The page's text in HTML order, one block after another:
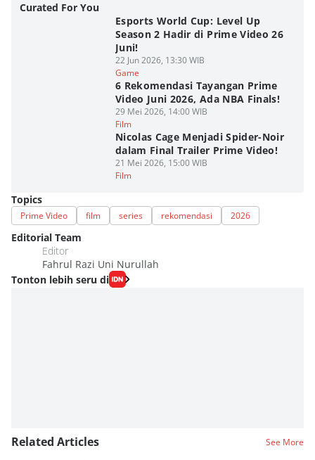
Curated For You
Esports World Cup: Level Up
Season 2 Hadir di Prime Video 26
Juni!
22 Jun 2026, 13:30 WIB
Game
6 Rekomendasi Tayangan Prime
Video Juni 2026, Ada NBA Finals!
29 Mei 2026, 14:00 WIB
Film
Nicolas Cage Menjadi Spider-Noir
dalam Final Trailer Prime Video!
21 Mei 2026, 15:00 WIB
Film
Topics
Prime Video film series rekomendasi 2026
Editorial Team
Editor
Fahrul Razi Uni Nurullah
Tonton lebih seru di
Related Articles See More